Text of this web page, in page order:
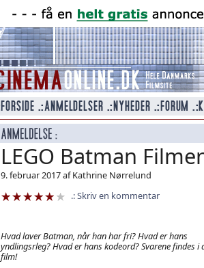
LEGO Batman
9. februar 2017 af Kathrine Nørrelund
Skriv en kommentar
Hvad laver Batman, når han har fri? Hvad er hans
yndlingsrleg? Hvad er hans kodeord? Svarene findes i
film!